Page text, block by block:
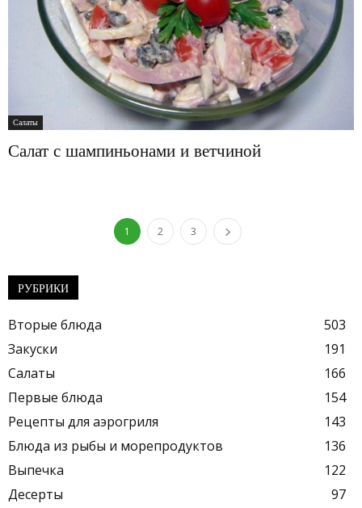
Салаты
Салат с шампиньонами и ветчиной
1 2 3
РУБРИКИ
Вторые блюда
503
Закуски
191
Салаты
166
Первые блюда
154
Рецепты для аэрогриля
143
Блюда из рыбы и морепродуктов
136
Выпечка
122
Десерты
97